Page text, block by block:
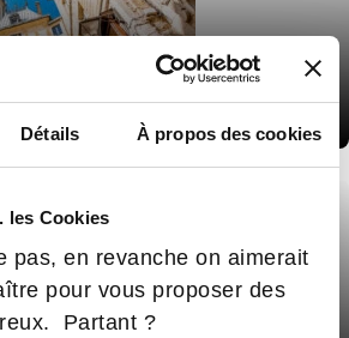
Détails À propos des cookies
les Cookies
pas, en revanche on aimerait
pour vous proposer des
Partant ?